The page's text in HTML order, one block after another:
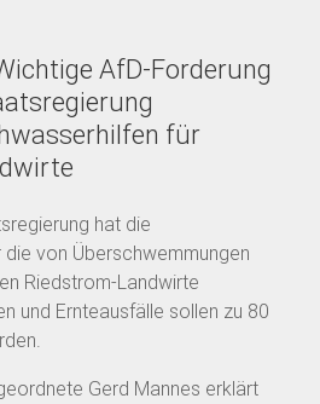
AfD-Forderung
für
hat die
von Überschwemmungen
Riedstrom-Landwirte
und Ernteausfälle sollen zu 80
Gerd Mannes erklärt